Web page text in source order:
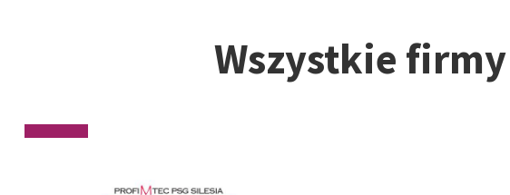
Wszystkie